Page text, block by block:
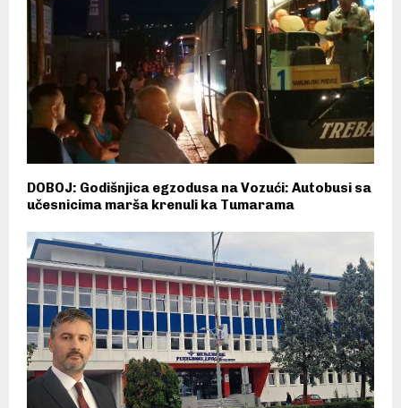
DOBOJ: Godišnjica egzodusa na Vozući: Autobusi sa
učesnicima marša krenuli ka Tumarama